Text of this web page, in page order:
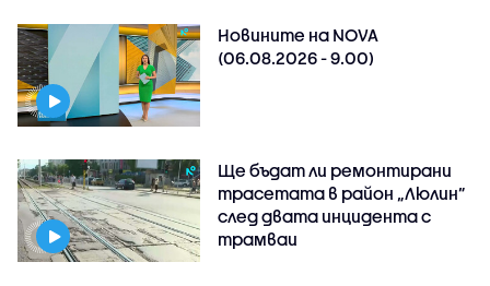
Новините на NOVA
(06.08.2026 - 9.00)
Ще бъдат ли ремонтирани
трасетата в район „Люлин”
след двата инцидента с
трамваи